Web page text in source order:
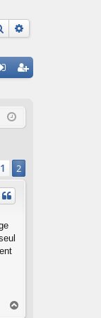
Rechercher
cri
Précédent
1 2